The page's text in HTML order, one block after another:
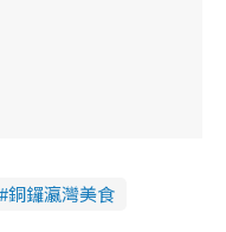
銅鑼瀛灣美食